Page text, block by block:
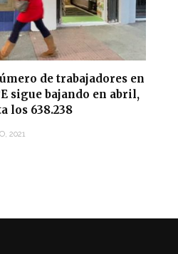
de trabajadores en
sigue bajando en abril,
los 638.238
2021